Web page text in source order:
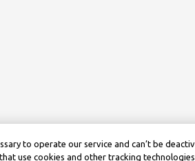
to operate our service and can’t be
use cookies and other tracking